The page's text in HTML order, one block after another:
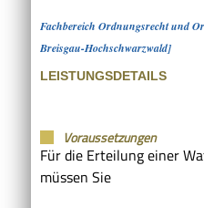
Fachbereich Ordnungsrecht und
Breisgau-Hochschwarzwald]
LEISTUNGSDETAILS
Voraussetzungen
Für die Erteilung einer
müssen Sie